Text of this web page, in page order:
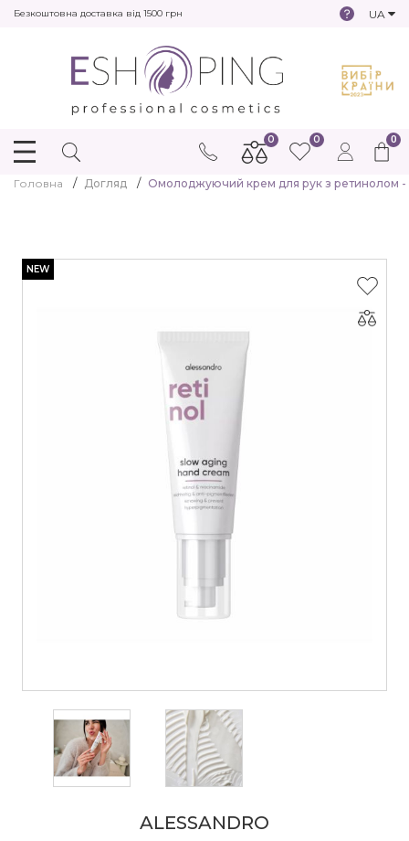
Безкоштовна доставка від 1500 грн UA
0
0 0
Головна Догляд Омолоджуючий крем для рук з ретинолом -
NEW
ALESSANDRO